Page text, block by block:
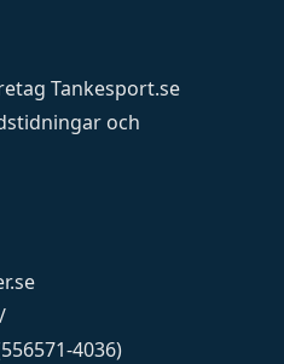
Tankesport.se
och
4036)